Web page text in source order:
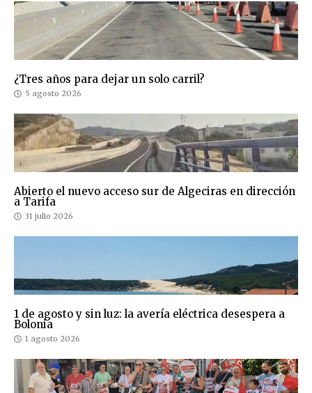
¿Tres años para dejar un solo carril?
5 agosto 2026
Abierto el nuevo acceso sur de Algeciras en dirección
a Tarifa
31 julio 2026
1 de agosto y sin luz: la avería eléctrica desespera a
Bolonia
1 agosto 2026